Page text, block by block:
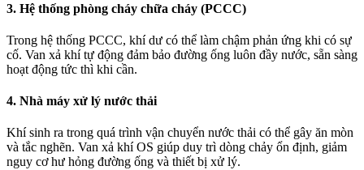
3. Hệ thống phòng cháy chữa cháy (PCCC)
Trong hệ thống PCCC, khí dư có thể làm chậm phản ứng khi có sự
cố. Van xả khí tự động đảm bảo đường ống luôn đầy nước, sẵn sàng
hoạt động tức thì khi cần.
4. Nhà máy xử lý nước thải
Khí sinh ra trong quá trình vận chuyển nước thải có thể gây ăn mòn
và tắc nghẽn. Van xả khí OS giúp duy trì dòng chảy ổn định, giảm
nguy cơ hư hỏng đường ống và thiết bị xử lý.